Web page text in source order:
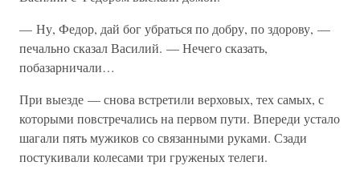
— Ну, Федор, дай бог убраться по добру, по здорову, —
печально сказал Василий. — Нечего сказать,
побазарничали…
При выезде — снова встретили верховых, тех самых, с
которыми повстречались на первом пути. Впереди устало
шагали пять мужиков со связанными руками. Сзади
постукивали колесами три груженых телеги.